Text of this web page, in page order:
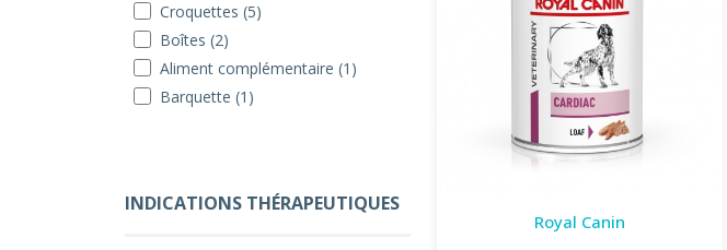
Croquettes (5)
Boîtes (2)
Aliment complémentaire (1)
Barquette (1)
INDICATIONS THÉRAPEUTIQUES
Royal Canin